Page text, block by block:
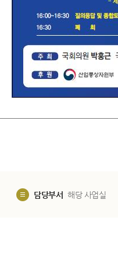
담당부서 해당 사업실